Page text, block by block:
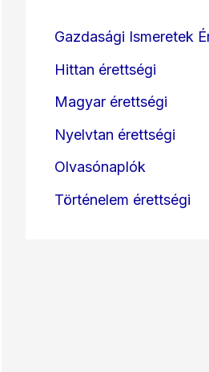
Gazdasági Ismeretek
Hittan érettségi
Magyar érettségi
Nyelvtan érettségi
Olvasónaplók
Történelem érettségi